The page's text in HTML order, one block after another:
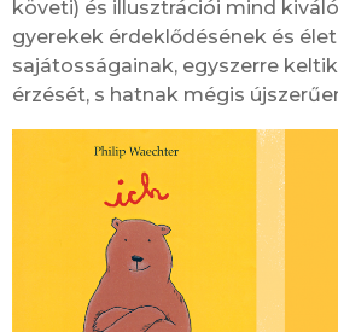
követi) és illusztrációi mind
gyerekek érdeklődésének és
sajátosságainak, egyszerre
érzését, s hatnak mégis